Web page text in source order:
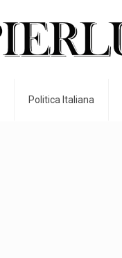
Politica Italiana